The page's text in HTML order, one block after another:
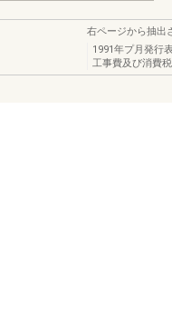
右ページから抽出
1991年プ月発行
工事費及び消費